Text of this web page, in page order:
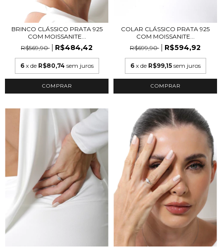
BRINCO CLÁSSICO PRATA 925
COM MOISSANITE...
R$569,90
R$484,42
6 x de R$80,74 sem juros
COLAR CLÁSSICO PRATA 925
COM MOISSANITE...
R$699,90
R$594,92
6 x de R$99,15 sem juros